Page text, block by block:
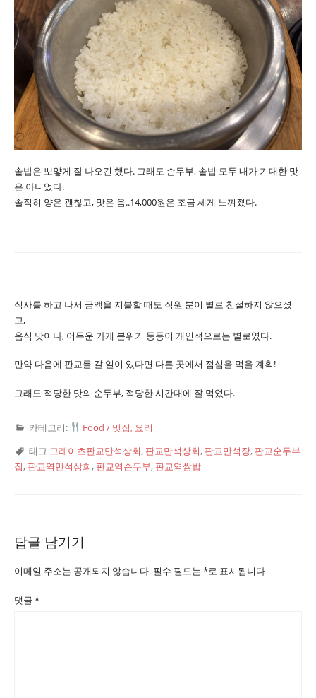
솥밥은 뽀얗게 잘 나오긴 했다. 그래도 순두부, 솥밥 모두 내가 기대한 맛
은 아니었다.
솔직히 양은 괜찮고, 맛은 음..14,000원은 조금 세게 느껴졌다.
식사를 하고 나서 금액을 지불할 때도 직원 분이 별로 친절하지 않으셨
고,
음식 맛이나, 어두운 가게 분위기 등등이 개인적으로는 별로였다.
만약 다음에 판교를 갈 일이 있다면 다른 곳에서 점심을 먹을 계획!
그래도 적당한 맛의 순두부, 적당한 시간대에 잘 먹었다.
카테고리:
Food / 맛집, 요리
태그 그레이츠판교만석상회, 판교만석상회, 판교만석장, 판교순두부
집, 판교역만석상회, 판교역순두부, 판교역쌈밥
답글 남기기
이메일 주소는 공개되지 않습니다. 필수 필드는 *로 표시됩니다
댓글 *